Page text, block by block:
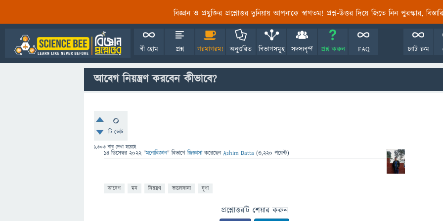
বিজ্ঞান ও প্রযুক্তির প্রশ্নোত্তর দুনিয়ায় আপনাকে স্বাগতম! প্রশ্ন-উত্তর দিয়ে জিতে নিন পুরস্কার,
বী হোম প্রশ্ন গরমাগরম! অনুত্তরিত বিভাগসমূহ সদস্যবৃন্দ প্রশ্ন করুন FAQ চ্যাট রুম
আবেগ নিয়ন্ত্রণ করবেন কীভাবে?
0
টি ভোট
1,303 বার দেখা হয়েছে
14 ডিসেম্বর 2022 "মনোবিজ্ঞান" বিভাগে জিজ্ঞাসাকরেছেনAshim Datta (3,220 পয়েন্ট)
আবেগ মন নিয়ন্ত্রণ ভালোবাসা ঘৃণা
প্রশ্নোত্তরটি শেয়ার করুন